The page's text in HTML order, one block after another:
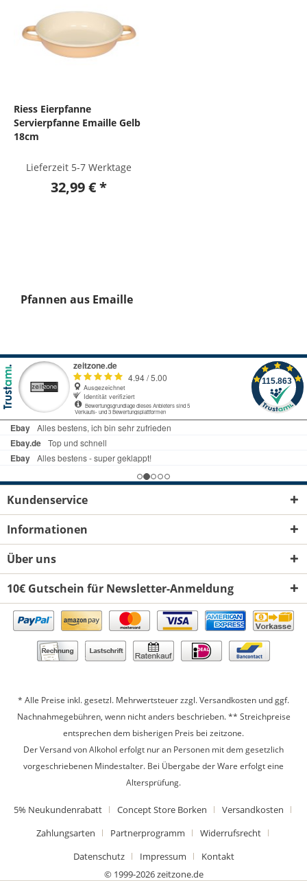
Pfannen aus Emaille
Riess Eierpfanne
Servierpfanne Emaille Gelb
18cm
Lieferzeit 5-7 Werktage
32,99 € *
Kundenservice
Informationen
Über uns
10€ Gutschein für Newsletter-Anmeldung
* Alle Preise inkl. gesetzl. Mehrwertsteuer zzgl.Versandkosten und ggf.
Nachnahmegebühren, wenn nicht anders beschrieben. ** Streichpreise
entsprechen dem bisherigen Preis bei zeitzone.
Der Versand von Alkohol erfolgt nur an Personen mit dem gesetzlich
vorgeschriebenen Mindestalter. Bei Übergabe der Ware erfolgt eine
Altersprüfung.
5% Neukundenrabatt Concept Store Borken
Versandkosten
Zahlungsarten
Partnerprogramm
Widerrufsrecht
Datenschutz
Impressum
Kontakt
© 1999-2026 zeitzone.de